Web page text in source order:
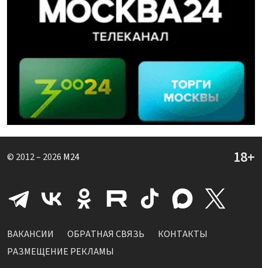
© 2012 – 2026 M24
ВАКАНСИИ ОБРАТНАЯ СВЯЗЬ
КОНТАКТЫ
РАЗМЕЩЕНИЕ РЕКЛАМЫ